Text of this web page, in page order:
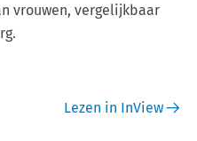
vrouwen, vergelijkbaar
Lezen in InView